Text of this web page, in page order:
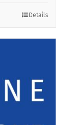
Details